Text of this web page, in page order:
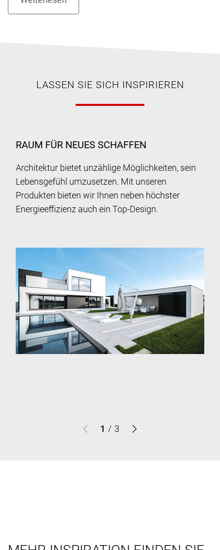
LASSEN SIE SICH INSPIRIEREN
RAUM FÜR NEUES SCHAFFEN
Architektur bietet unzählige Möglichkeiten, sein
Lebensgefühl umzusetzen. Mit unseren
Produkten bieten wir Ihnen neben höchster
Energieeffizienz auch ein Top-Design.
1 / 3